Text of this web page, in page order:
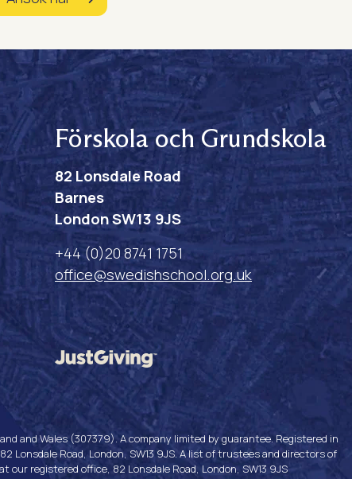
Förskola och Grundskola
82 Lonsdale Road
Barnes
London SW13 9JS
+44 (0)20 8741 1751
office@swedishschool.org.uk
and Wales (307379). A company limited by guarantee. Registered in
Lonsdale Road, London, SW13 9JS. A list of trustees and directors of
our registered office, 82 Lonsdale Road, London, SW13 9JS